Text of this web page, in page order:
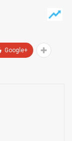
Google+